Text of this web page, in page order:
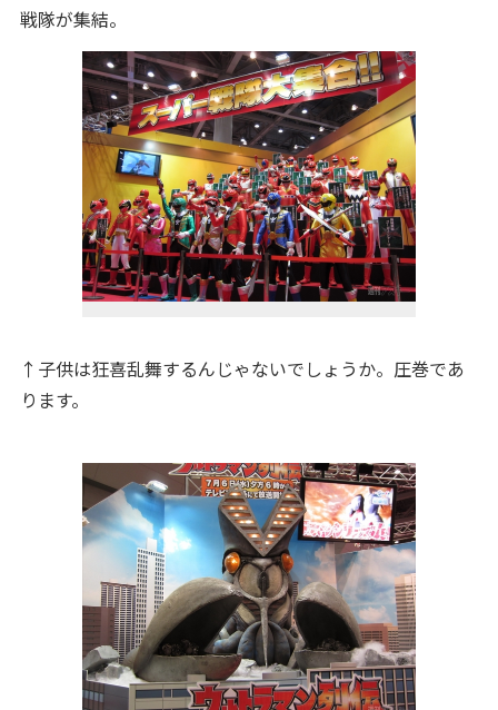
戦隊が集結。
↑子供は狂喜乱舞するんじゃないでしょうか。圧巻であ
ります。